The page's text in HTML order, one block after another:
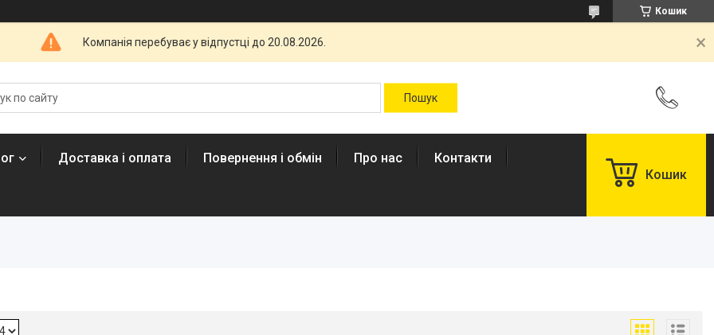
Кошик
Компанія перебуває у відпустці до 20.08.2026.
Доставка і оплата Повернення і обмін Про нас Контакти
Кошик